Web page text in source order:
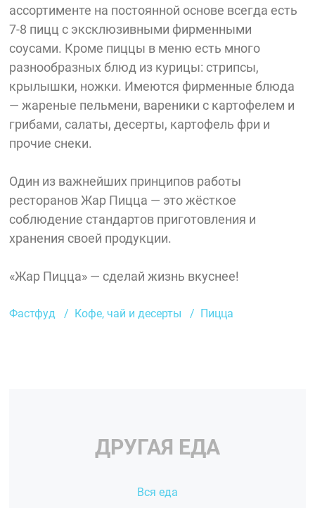
ассортименте на постоянной основе всегда есть
7-8 пицц с эксклюзивными фирменными
соусами. Кроме пиццы в меню есть много
разнообразных блюд из курицы: стрипсы,
крылышки, ножки. Имеются фирменные блюда
— жареные пельмени, вареники с картофелем и
грибами, салаты, десерты, картофель фри и
прочие снеки.
Один из важнейших принципов работы
ресторанов Жар Пицца — это жёсткое
соблюдение стандартов приготовления и
хранения своей продукции.
«Жар Пицца» — сделай жизнь вкуснее!
Фастфуд Кофе, чай и десерты Пицца
ДРУГАЯ ЕДА
Вся еда